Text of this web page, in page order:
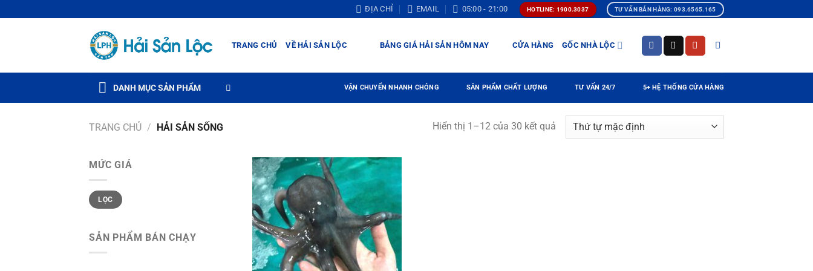
qua
ĐỊA CHỈ EMAIL 05:00 - 21:00 HOTLINE: 1900.3037 TƯ VẤN BÁN HÀNG: 093.6565.165
TRANG CHỦ VỀ HẢI SẢN LỘC BẢNG GIÁ HẢI SẢN HÔM NAY CỬA HÀNG GỐC NHÀ LỘC
DANH MỤC SẢN PHẨM VẬN CHUYỂN NHANH CHÓNG SẢN PHẨM CHẤT LƯỢNG TƯ VẤN 24/7 5+ HỆ THỐNG CỬA HÀNG
TRANG CHỦ / HẢI SẢN SỐNG Hiển thị 1–12 của 30 kết quả
MỨC GIÁ
Giá
thấp
nhất
Giá
cao
nhất
LỌC
SẢN PHẨM BÁN CHẠY